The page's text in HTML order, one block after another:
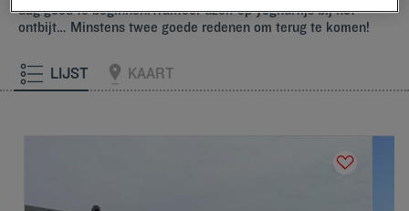
dag goed te beginnen.Trakteer uzelf op yoghurtijs bij het
ontbijt… Minstens twee goede redenen om terug te komen!
LIJST KAART